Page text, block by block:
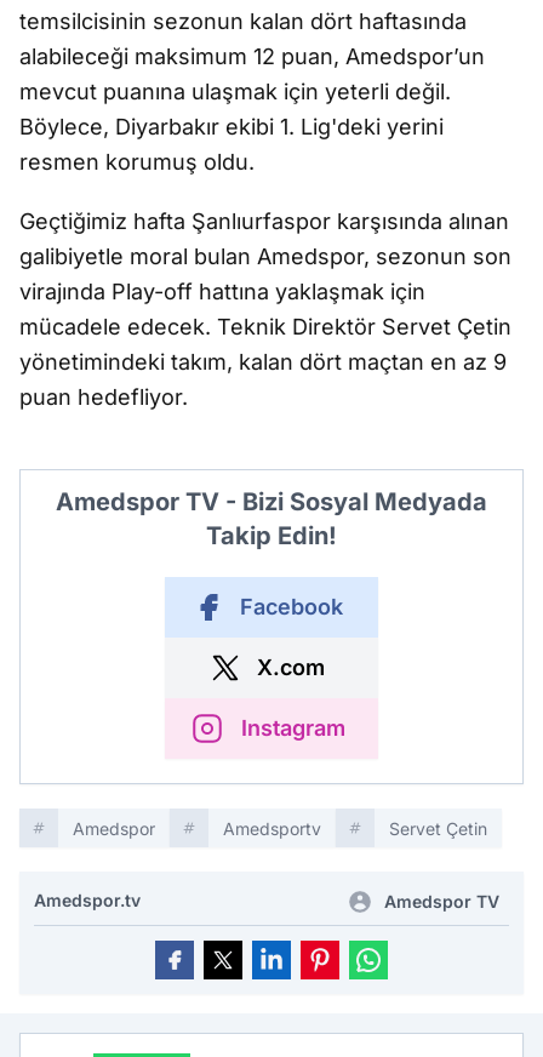
temsilcisinin sezonun kalan dört haftasında
alabileceği maksimum 12 puan, Amedspor’un
mevcut puanına ulaşmak için yeterli değil.
Böylece, Diyarbakır ekibi 1. Lig'deki yerini
resmen korumuş oldu.
Geçtiğimiz hafta Şanlıurfaspor karşısında alınan
galibiyetle moral bulan Amedspor, sezonun son
virajında Play-off hattına yaklaşmak için
mücadele edecek. Teknik Direktör Servet Çetin
yönetimindeki takım, kalan dört maçtan en az 9
puan hedefliyor.
Amedspor TV - Bizi Sosyal Medyada
Takip Edin!
Facebook
X.com
Instagram
Amedspor Amedsportv Servet Çetin
Amedspor.tv Amedspor TV